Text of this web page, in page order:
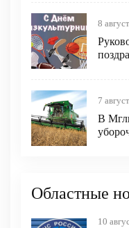
8
7
В
Областные
10